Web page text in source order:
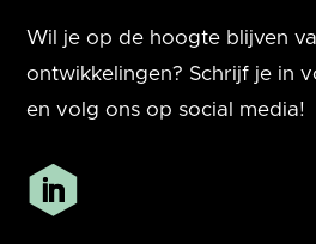
Wil je op de hoogte blijven
ontwikkelingen? Schrijf je in
en volg ons op social media!